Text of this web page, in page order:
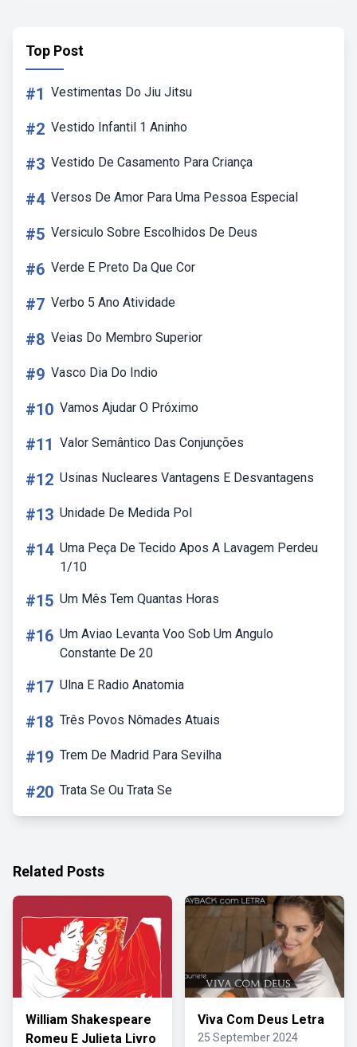
Top Post
#1 Vestimentas Do Jiu Jitsu
#2 Vestido Infantil 1 Aninho
#3 Vestido De Casamento Para Criança
#4 Versos De Amor Para Uma Pessoa Especial
#5 Versiculo Sobre Escolhidos De Deus
#6 Verde E Preto Da Que Cor
#7 Verbo 5 Ano Atividade
#8 Veias Do Membro Superior
#9 Vasco Dia Do Indio
#10 Vamos Ajudar O Próximo
#11 Valor Semântico Das Conjunções
#12 Usinas Nucleares Vantagens E Desvantagens
#13 Unidade De Medida Pol
#14 Uma Peça De Tecido Apos A Lavagem Perdeu
1/10
#15 Um Mês Tem Quantas Horas
#16 Um Aviao Levanta Voo Sob Um Angulo
Constante De 20
#17 Ulna E Radio Anatomia
#18 Três Povos Nômades Atuais
#19 Trem De Madrid Para Sevilha
#20 Trata Se Ou Trata Se
Related Posts
William Shakespeare
Romeu E Julieta Livro
Viva Com Deus Letra
25 September 2024